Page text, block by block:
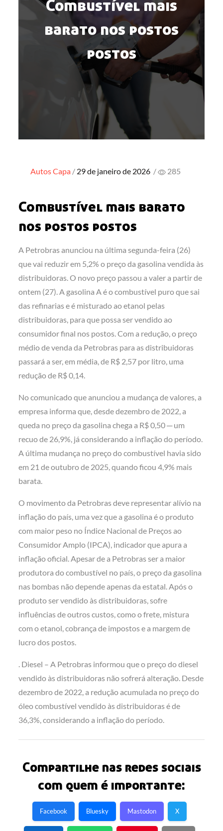
Combustível mais
barato nos postos
postos
AutosCapa Posted
29 de janeiro de 2026 / 285
Combustível mais barato
nos postos postos
A Petrobras anunciou na última segunda-feira (26)
que vai reduzir em 5,2% o preço da gasolina vendida às
distribuidoras. O novo preço passou a valer a partir de
ontem (27). A gasolina A é o combustível puro que sai
das refinarias e é misturado ao etanol pelas
distribuidoras, para que possa ser vendido ao
consumidor final nos postos. Com a redução, o preço
médio de venda da Petrobras para as distribuidoras
passará a ser, em média, de R$ 2,57 por litro, uma
redução de R$ 0,14.
No comunicado que anunciou a mudança de valores, a
empresa informa que, desde dezembro de 2022, a
queda no preço da gasolina chega a R$ 0,50 ─ um
recuo de 26,9%, já considerando a inflação do período.
A última mudança no preço do combustível havia sido
em 21 de outubro de 2025, quando ficou 4,9% mais
barata.
O movimento da Petrobras deve representar alívio na
inflação do país, uma vez que a gasolina é o produto
com maior peso no Índice Nacional de Preços ao
Consumidor Amplo (IPCA), indicador que apura a
inflação oficial. Apesar de a Petrobras ser a maior
produtora do combustível no país, o preço da gasolina
nas bombas não depende apenas da estatal. Após o
produto ser vendido às distribuidoras, sofre
influências de outros custos, como o frete, mistura
com o etanol, cobrança de impostos e a margem de
lucro dos postos.
. Diesel – A Petrobras informou que o preço do diesel
vendido às distribuidoras não sofrerá alteração. Desde
dezembro de 2022, a redução acumulada no preço do
óleo combustível vendido às distribuidoras é de
36,3%, considerando a inflação do período.
Compartilhe nas redes sociais
com quem é importante:
Facebook Bluesky Mastodon X